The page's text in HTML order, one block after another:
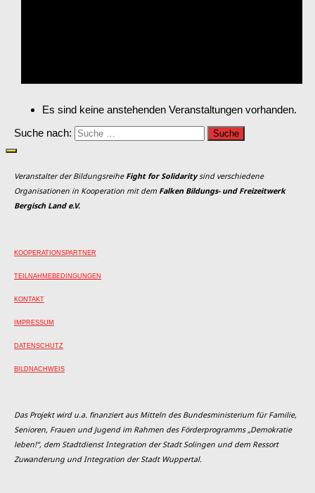
Es sind keine anstehenden Veranstaltungen vorhanden.
Suche nach:
Veranstalter der Bildungsreihe Fight for Solidaritysind verschiedene
Organisationen in Kooperation mit dem Falken Bildungs- und Freizeitwerk
Bergisch Land e.V.
KOOPERATIONSPARTNER
TEILNAHMEBEDINGUNGEN
KONTAKT
IMPRESSUM
DATENSCHUTZ
BILDNACHWEIS
Das Projekt wird u.a. finanziert aus Mitteln des Bundesministerium für Familie,
Senioren, Frauen und Jugend im Rahmen des Förderprogramms „Demokratie
leben!“, dem Stadtdienst Integration der Stadt Solingen und dem Ressort
Zuwanderung und Integration der Stadt Wuppertal.